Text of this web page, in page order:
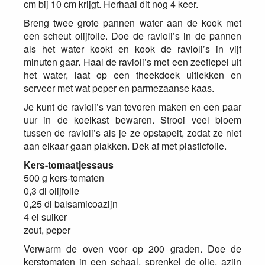
cm bij 10 cm krijgt. Herhaal dit nog 4 keer.
Breng twee grote pannen water aan de kook met
een scheut olijfolie. Doe de ravioli’s in de pannen
als het water kookt en kook de ravioli’s in vijf
minuten gaar. Haal de ravioli’s met een zeeflepel uit
het water, laat op een theekdoek uitlekken en
serveer met wat peper en parmezaanse kaas.
Je kunt de ravioli’s van tevoren maken en een paar
uur in de koelkast bewaren. Strooi veel bloem
tussen de ravioli’s als je ze opstapelt, zodat ze niet
aan elkaar gaan plakken. Dek af met plasticfolie.
Kers-tomaatjessaus
500 g kers-tomaten
0,3 dl olijfolie
0,25 dl balsamicoazijn
4 el suiker
zout, peper
Verwarm de oven voor op 200 graden. Doe de
kerstomaten in een schaal, sprenkel de olie, azijn